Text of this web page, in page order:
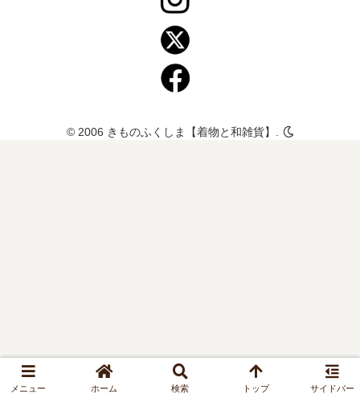
© 2006 きものふくしま【着物と和雑貨】.
メニュー ホーム 検索 トップ サイドバー